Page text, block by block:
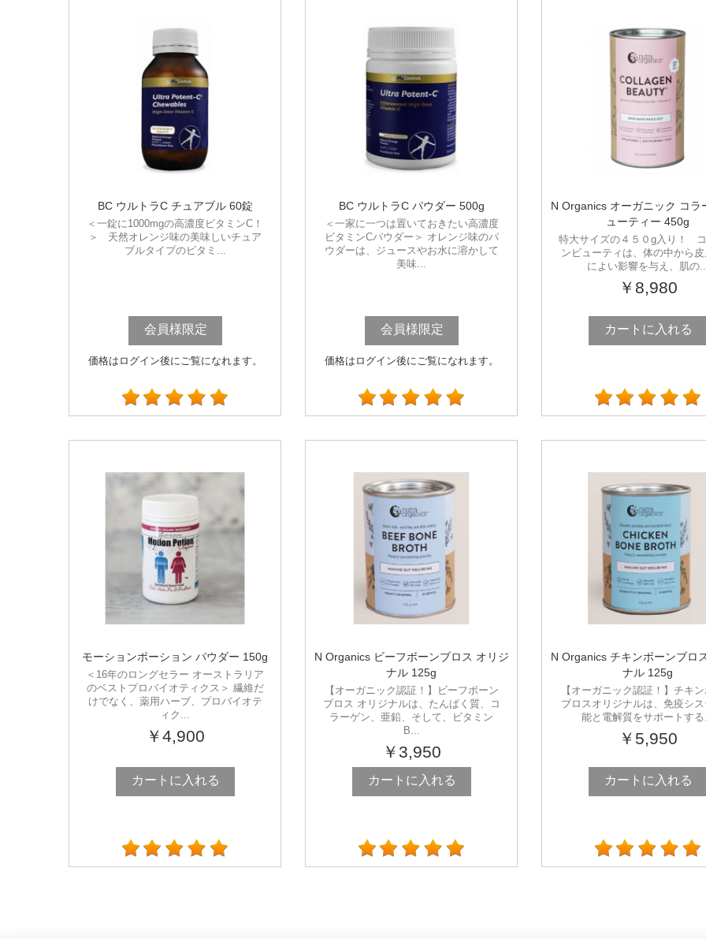
BC ウルトラC チュアブル 60錠
＜一錠に1000mgの高濃度ビタミンC！
＞ 天然オレンジ味の美味しいチュア
ブルタイプのビタミ...
会員様限定
価格はログイン後にご覧になれます。
BC ウルトラC パウダー 500g
＜一家に一つは置いておきたい高濃度
ビタミンCパウダー＞ オレンジ味のパ
ウダーは、ジュースやお水に溶かして
美味...
会員様限定
価格はログイン後にご覧になれます。
N Organics オーガニック コラ
ューティー 450g
特大サイズの４５０g入り！
ンビューティは、体の中から
によい影響を与え、肌の
￥8,980
カートに入れる
モーションポーション パウダー 150g
＜16年のロングセラー オーストラリア
のベストプロバイオティクス＞ 繊維だ
けでなく、薬用ハーブ、プロバイオテ
ィク...
￥4,900
カートに入れる
N Organics ビーフボーンブロス オリジ
ナル 125g
【オーガニック認証！】ビーフボーン
ブロス オリジナルは、たんぱく質、コ
ラーゲン、亜鉛、そして、ビタミン
B...
￥3,950
カートに入れる
N Organics チキンボーンブロ
ナル 125g
【オーガニック認証！】チキ
ブロスオリジナルは、免疫シ
能と電解質をサポートする
￥5,950
カートに入れる